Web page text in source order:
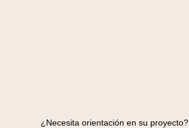
¿Necesita orientación en su proyecto?